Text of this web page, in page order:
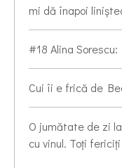
mi dă înapoi
#18 Alina
Cui îi e frică de
O jumătate de zi
cu vinul. Toți fericiți